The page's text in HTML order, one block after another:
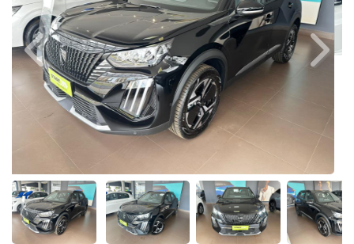
Previous Next